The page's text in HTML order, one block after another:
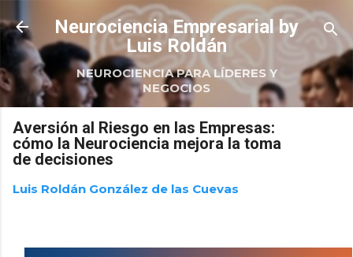
Ir al contenido principal
Neurociencia Empresarial by
Luis Roldán
NEUROCIENCIA PARA LÍDERES Y
NEGOCIOS
Aversión al Riesgo en las Empresas:
cómo la Neurociencia mejora la toma
de decisiones
Luis Roldán González de las Cuevas